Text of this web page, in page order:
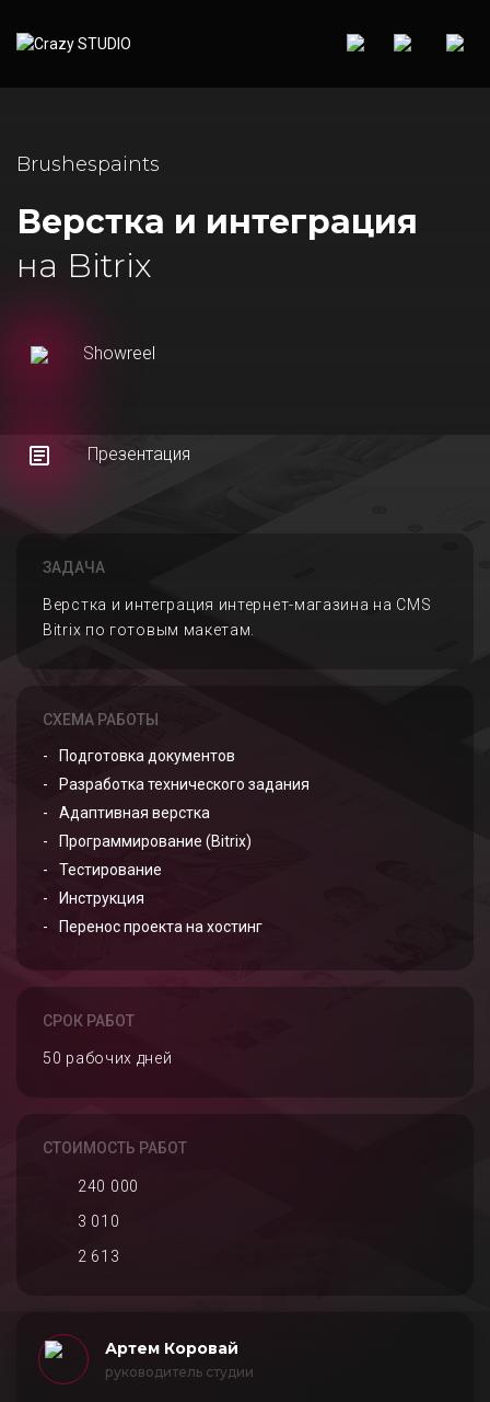
Brushespaints
Верстка и интеграция
на Bitrix
Showreel
Презентация
ЗАДАЧА
Верстка и интеграция интернет-магазина на CMS
Bitrix по готовым макетам.
СХЕМА РАБОТЫ
Подготовка документов
Разработка технического задания
Адаптивная верстка
Программирование (Bitrix)
Тестирование
Инструкция
Перенос проекта на хостинг
СРОК РАБОТ
50 рабочих дней
СТОИМОСТЬ РАБОТ
240 000
3 010
2 613
Артем Коровай
руководитель студии